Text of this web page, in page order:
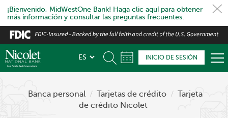
¡Bienvenido, MidWestOne Bank! Haga clic aquí para obtener
más información y consultar las preguntas frecuentes.
Skip
to
main
content
INICIO DE SESIÓN
Banca personal / Tarjetas de crédito / Tarjeta
de crédito Nicolet